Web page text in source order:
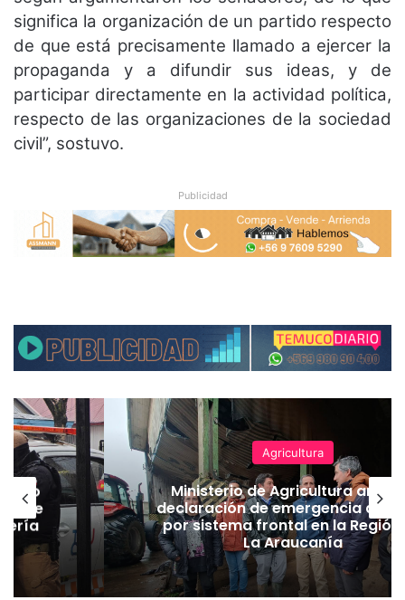
significa la organización de un partido respecto
de que está precisamente llamado a ejercer la
propaganda y a difundir sus ideas, y de
participar directamente en la actividad política,
respecto de las organizaciones de la sociedad
civil”, sostuvo.
Publicidad
anuncia
agrícola
de
Educación
Violencia escolar: 8 de
chilenos creen que el
aumentó y casi la mitad
expulsión inmediata de
agresores